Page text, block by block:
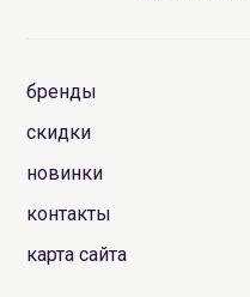
бренды
скидки
новинки
контакты
карта сайта